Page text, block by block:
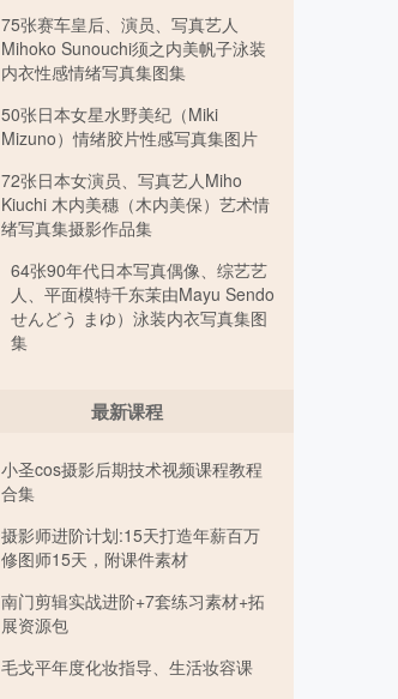
75张赛车皇后、演员、写真艺人
Mihoko Sunouchi须之内美帆子泳装
内衣性感情绪写真集图集
50张日本女星水野美纪（Miki
Mizuno）情绪胶片性感写真集图片
72张日本女演员、写真艺人Miho
Kiuchi 木内美穗（木内美保）艺术情
绪写真集摄影作品集
64张90年代日本写真偶像、综艺艺
人、平面模特千东茉由Mayu Sendo
せんどう まゆ）泳装内衣写真集图
集
最新课程
小圣cos摄影后期技术视频课程教程
合集
摄影师进阶计划:15天打造年薪百万
修图师15天，附课件素材
南门剪辑实战进阶+7套练习素材+拓
展资源包
毛戈平年度化妆指导、生活妆容课